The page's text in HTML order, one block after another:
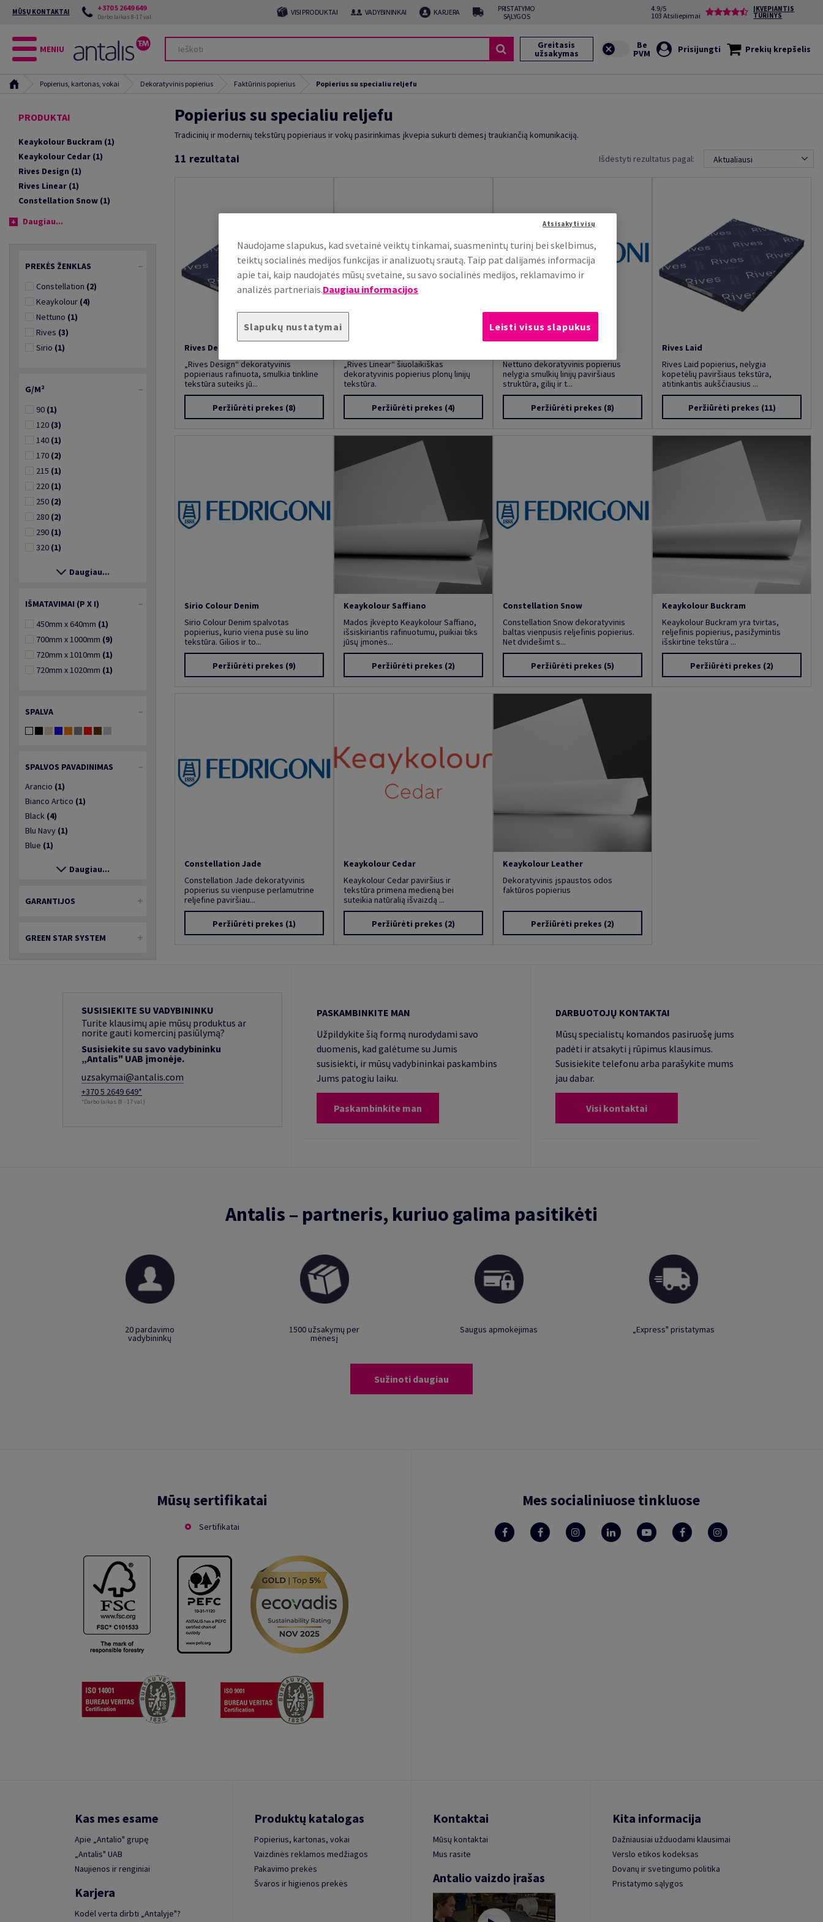
MŪSŲ KONTAKTAI +370 5 2649 649
Darbo laikas 8-17 val. VISI PRODUKTAI VADYBININKAI KARJERA
PRISTATYMO
SĄLYGOS
4.9/5
103 Atsiliepimai
ĮKVEPIANTIS
TURINYS
MENIU Greitasis
užsakymas Prisijungti Prekių krepšelis
Popierius, kartonas, vokai Dekoratyvinis popierius Faktūrinis popierius Popierius su specialiu reljefu
PRODUKTAI
Keaykolour Buckram (1)
Keaykolour Cedar (1)
Rives Design (1)
Rives Linear (1)
Constellation Snow (1)
Daugiau...
PREKĖS ŽENKLAS
Constellation (2)
Keaykolour (4)
Nettuno (1)
Rives (3)
Sirio (1)
G/M²
90 (1)
120 (3)
140 (1)
170 (2)
215 (1)
220 (1)
250 (2)
280 (2)
290 (1)
320 (1)
Daugiau...
IŠMATAVIMAI (P X I)
450mm x 640mm (1)
700mm x 1000mm (9)
720mm x 1010mm (1)
720mm x 1020mm (1)
SPALVA
SPALVOS PAVADINIMAS
Arancio (1)
Bianco Artico (1)
Black (4)
Blu Navy (1)
Blue (1)
Daugiau...
GARANTIJOS
GREEN STAR SYSTEM
Popierius su specialiu reljefu
Tradicinių ir modernių tekstūrų popieriaus ir vokų pasirinkimas įkvepia sukurti dėmesį traukiančią komunikaciją.
11 rezultatai Išdėstyti rezultatus pagal: Aktualiausi
Rives Design
„Rives Design“ dekoratyvinis
popieriaus rafinuota, smulkia tinkline
tekstūra suteiks jū...
Peržiūrėti prekes (8)
„Rives Linear“ šiuolaikiškas
dekoratyvinis popierius plonų linijų
tekstūra.
Peržiūrėti prekes (4)
Nettuno dekoratyvinis popierius
nelygia smulkių linijų paviršiaus
struktūra, gilių ir t...
Peržiūrėti prekes (8)
Rives Laid
Rives Laid popierius, nelygia
kopetėlių paviršiaus tekstūra,
atitinkantis aukščiausius ...
Peržiūrėti prekes (11)
Sirio Colour Denim
Sirio Colour Denim spalvotas
popierius, kurio viena pusė su lino
tekstūra. Gilios ir to...
Peržiūrėti prekes (9)
Keaykolour Saffiano
Mados įkvėpto Keaykolour Saffiano,
išsiskiriantis rafinuotumu, puikiai tiks
jūsų įmonės...
Peržiūrėti prekes (2)
Constellation Snow
Constellation Snow dekoratyvinis
baltas vienpusis reljefinis popierius.
Net dvidešimt s...
Peržiūrėti prekes (5)
Keaykolour Buckram
Keaykolour Buckram yra tvirtas,
reljefinis popierius, pasižymintis
išskirtine tekstūra ...
Peržiūrėti prekes (2)
Constellation Jade
Constellation Jade dekoratyvinis
popierius su vienpuse perlamutrine
reljefine paviršiau...
Peržiūrėti prekes (1)
Keaykolour Cedar
Keaykolour Cedar paviršius ir
tekstūra primena medieną bei
suteikia natūralią išvaizdą ...
Peržiūrėti prekes (2)
Keaykolour Leather
Dekoratyvinis įspaustos odos
faktūros popierius
Peržiūrėti prekes (2)
SUSISIEKITE SU VADYBININKU
Turite klausimų apie mūsų produktus ar
norite gauti komercinį pasiūlymą?
Susisiekite su savo vadybininku
„Antalis" UAB įmonėje.
uzsakymai@antalis.com
+370 5 2649 649*
*Darbo laikas (8 - 17 val.)
PASKAMBINKITE MAN
Užpildykite šią formą nurodydami savo
duomenis, kad galėtume su Jumis
susisiekti, ir mūsų vadybininkai paskambins
Jums patogiu laiku.
Paskambinkite man
DARBUOTOJŲ KONTAKTAI
Mūsų specialistų komandos pasiruošę jums
padėti ir atsakyti į rūpimus klausimus.
Susisiekite telefonu arba parašykite mums
jau dabar.
Visi kontaktai
Antalis – partneris, kuriuo galima pasitikėti
20 pardavimo
vadybininkų
1500 užsakymų per
mėnesį
Saugus apmokėjimas „Express" pristatymas
Sužinoti daugiau
Mūsų sertifikatai
Sertifikatai
Mes socialiniuose tinkluose
Kas mes esame
Apie „Antalio" grupę
„Antalis" UAB
Naujienos ir renginiai
Karjera
Kodėl verta dirbti „Antalyje"?
Produktų katalogas
Popierius, kartonas, vokai
Vaizdinės reklamos medžiagos
Pakavimo prekės
Švaros ir higienos prekės
Kontaktai
Mūsų kontaktai
Mus rasite
Antalio vaizdo įrašas
Kita informacija
Dažniausiai užduodami klausimai
Verslo etikos kodeksas
Dovanų ir svetingumo politika
Pristatymo sąlygos
Naudojame slapukus, kad svetainė veiktų tinkamai, suasmenintų turinį bei skelbimus,
teiktų socialinės medijos funkcijas ir analizuotų srautą. Taip pat dalijamės informacija
apie tai, kaip naudojatės mūsų svetaine, su savo socialinės medijos, reklamavimo ir
analizės partneriais.Daugiau informacijos
Slapukų nustatymai
Atsisakyti visų
Leisti visus slapukus